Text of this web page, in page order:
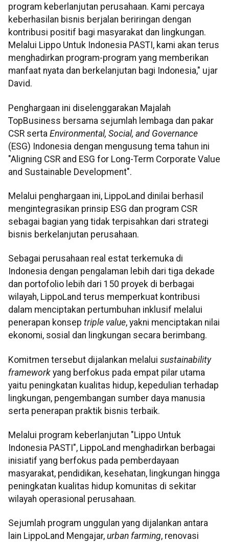
program keberlanjutan perusahaan. Kami percaya
keberhasilan bisnis berjalan beriringan dengan
kontribusi positif bagi masyarakat dan lingkungan.
Melalui Lippo Untuk Indonesia PASTI, kami akan terus
menghadirkan program-program yang memberikan
manfaat nyata dan berkelanjutan bagi Indonesia," ujar
David.
Penghargaan ini diselenggarakan Majalah
TopBusiness bersama sejumlah lembaga dan pakar
CSR serta Environmental, Social, and Governance
(ESG) Indonesia dengan mengusung tema tahun ini
"Aligning CSR and ESG for Long-Term Corporate Value
and Sustainable Development".
Melalui penghargaan ini, LippoLand dinilai berhasil
mengintegrasikan prinsip ESG dan program CSR
sebagai bagian yang tidak terpisahkan dari strategi
bisnis berkelanjutan perusahaan.
Sebagai perusahaan real estat terkemuka di
Indonesia dengan pengalaman lebih dari tiga dekade
dan portofolio lebih dari 150 proyek di berbagai
wilayah, LippoLand terus memperkuat kontribusi
dalam menciptakan pertumbuhan inklusif melalui
penerapan konsep triple value, yakni menciptakan nilai
ekonomi, sosial dan lingkungan secara berimbang.
Komitmen tersebut dijalankan melalui sustainability
framework yang berfokus pada empat pilar utama
yaitu peningkatan kualitas hidup, kepedulian terhadap
lingkungan, pengembangan sumber daya manusia
serta penerapan praktik bisnis terbaik.
Melalui program keberlanjutan "Lippo Untuk
Indonesia PASTI", LippoLand menghadirkan berbagai
inisiatif yang berfokus pada pemberdayaan
masyarakat, pendidikan, kesehatan, lingkungan hingga
peningkatan kualitas hidup komunitas di sekitar
wilayah operasional perusahaan.
Sejumlah program unggulan yang dijalankan antara
lain LippoLand Mengajar, urban farming, renovasi